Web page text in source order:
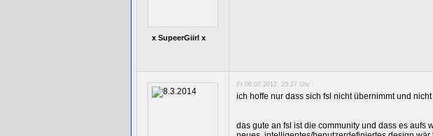
x SupeerGiirl x
Fr 06.07.2012, 23:27 Uhr :
ich hoffe nur dass sich fsl nicht übernimmt und
das gute an fsl ist die community und dass es aufs